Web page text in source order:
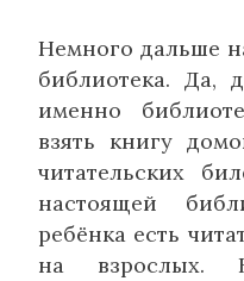
Немного дальше
библиотека. Да,
именно
взять книгу
читательских
настоящей
ребёнка есть
на взрослых.